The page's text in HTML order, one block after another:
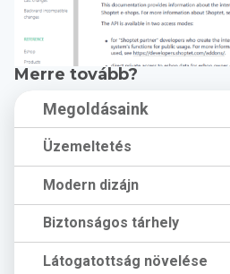
Merre tovább?
Megoldásaink
Üzemeltetés
Modern dizájn
Biztonságos tárhely
Látogatottság növelése